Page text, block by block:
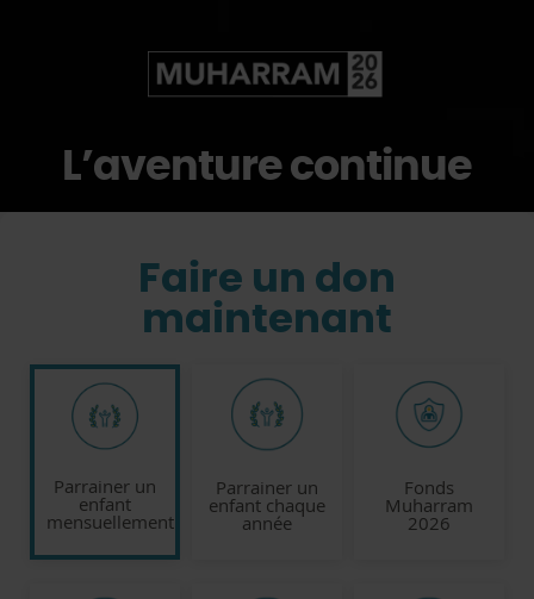
L’aventure continue
Faire un don
maintenant
Parrainer un
enfant
mensuellement
Parrainer un
enfant chaque
année
Fonds
Muharram
2026